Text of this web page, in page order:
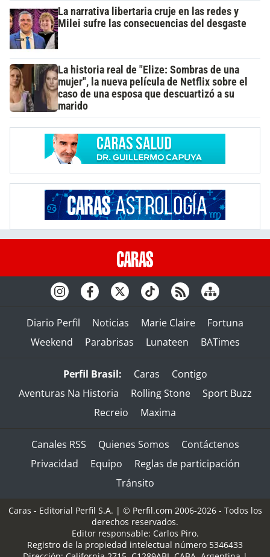
La narrativa libertaria cruje en las redes y
Milei sufre las consecuencias del desgaste
La historia real de "Elize: Sombras de una
mujer", la nueva película de Netflix sobre el
caso de una esposa que descuartizó a su
marido
Diario Perfil Noticias Marie Claire
Fortuna
Weekend
Parabrisas Lunateen BATimes
Perfil Brasil: Caras
Contigo
Aventuras Na Historia
Rolling Stone
Sport Buzz
Recreio
Maxima
Canales RSS Quienes Somos
Contáctenos
Privacidad
Equipo
Reglas de participación
Tránsito
Caras - Editorial Perfil S.A. | © Perfil.com 2006-2026 - Todos los
derechos reservados.
Editor responsable: Carlos Piro.
Registro de la propiedad intelectual número 5346433